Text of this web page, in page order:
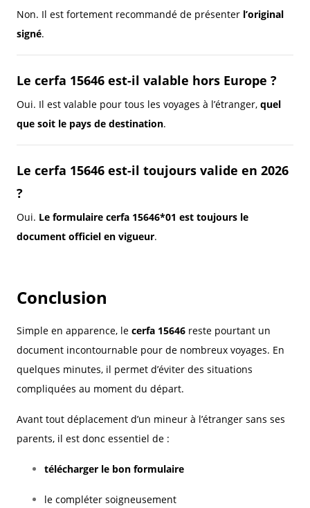
Non. Il est fortement recommandé de présenter l’original
signé.
Le cerfa 15646 est-il valable hors Europe ?
Oui. Il est valable pour tous les voyages à l’étranger, quel
que soit le pays de destination.
Le cerfa 15646 est-il toujours valide en 2026
?
Oui. Le formulaire cerfa 15646*01 est toujours le
document officiel en vigueur.
Conclusion
Simple en apparence, le cerfa 15646 reste pourtant un
document incontournable pour de nombreux voyages. En
quelques minutes, il permet d’éviter des situations
compliquées au moment du départ.
Avant tout déplacement d’un mineur à l’étranger sans ses
parents, il est donc essentiel de :
télécharger le bon formulaire
le compléter soigneusement